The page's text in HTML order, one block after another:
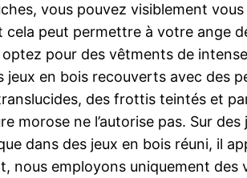
vous pouvez visiblement
cela peut permettre à votre ange
pour des vêtments de
en bois recouverts avec des
des frottis teintés et
morose ne l’autorise pas. Sur
dans des jeux en bois réuni, il
nous employons uniquement